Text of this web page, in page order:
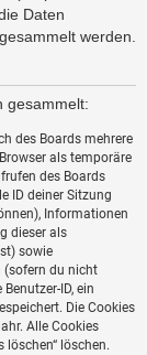
Daten
werden.
gesammelt:
des Boards mehrere
als temporäre
des Boards
ID deiner Sitzung
Informationen
dieser als
sowie
(sofern du nicht
ID, ein
Die Cookies
Alle Cookies
löschen“ löschen.